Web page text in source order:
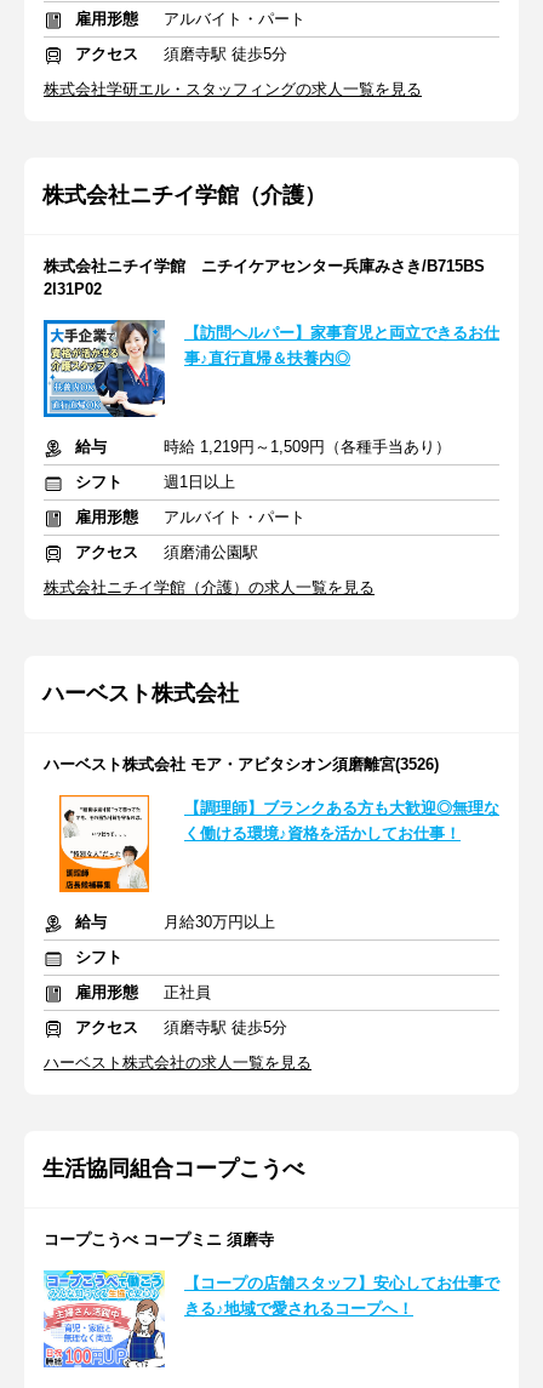
雇用形態
アルバイト・パート
アクセス
須磨寺駅 徒歩5分
株式会社学研エル・スタッフィングの求人一覧を見る
株式会社ニチイ学館（介護）
株式会社ニチイ学館 ニチイケアセンター兵庫みさき/B715BS
2I31P02
【訪問ヘルパー】家事育児と両立できるお仕
事♪直行直帰＆扶養内◎
給与
時給 1,219円～1,509円（各種手当あり）
シフト
週1日以上
雇用形態
アルバイト・パート
アクセス
須磨浦公園駅
株式会社ニチイ学館（介護）の求人一覧を見る
ハーベスト株式会社
ハーベスト株式会社 モア・アビタシオン須磨離宮(3526)
【調理師】ブランクある方も大歓迎◎無理な
く働ける環境♪資格を活かしてお仕事！
給与
月給30万円以上
シフト
雇用形態
正社員
アクセス
須磨寺駅 徒歩5分
ハーベスト株式会社の求人一覧を見る
生活協同組合コープこうべ
コープこうべ コープミニ 須磨寺
【コープの店舗スタッフ】安心してお仕事で
きる♪地域で愛されるコープへ！